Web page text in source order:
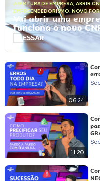
ABERTURA DE EMPRESA, ABRIR
EMPREENDEDORISMO, NOVO
Vai abrir uma
funciona o novo
ACESSAR
06:24
11:20